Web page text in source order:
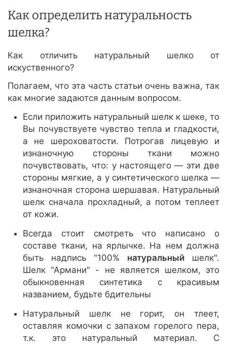
Как определить натуральность
шелка?
Как отличить натуральный шелко от
искуственного?
Полагаем, что эта часть статьи очень важна, так
как многие задаются данным вопросом.
Если приложить натуральный шелк к шеке, то
Вы почувствуете чувство тепла и гладкости,
а не шероховатости. Потрогав лицевую и
изнаночную стороны ткани можно
почувствовать, что: у настоящего — эти две
стороны мягкие, а у синтетического шелка —
изнаночная сторона шершавая. Натуральный
шелк сначала прохладный, а потом теплеет
от кожи.
Всегда стоит смотреть что написано о
составе ткани, на ярлычке. На нем должна
быть надпись "100% натуральный шелк".
Шелк "Армани" - не является шелком, это
обыкновенная синтетика с красивым
названием, будьте бдительны
Натуральный шелк не горит, он тлеет,
оставляя комочки с запахом горелого пера,
т.к. это натуральный материал. С